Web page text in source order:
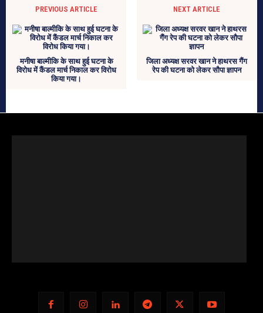
PREVIOUS ARTICLE
मनीषा बाल्मीकि के साथ हुई घटना के
विरोध में कैंडल मार्च निकाल कर विरोध
किया गया।
NEXT ARTICLE
जिला अध्यक्ष सरवर खान ने हाथरस गैंग
रेप की घटना को लेकर सौपा ज्ञापन